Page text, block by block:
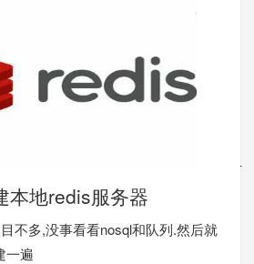
本地redis服务器
不多,没事看看nosql和队列.然后就
一遍